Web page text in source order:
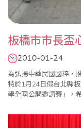
板橋市市長盃
2010-01-24
為弘揚中華民國國粹，
特於1月24日假台北縣
學全國公開邀請賽」，
水準和專業的珠心算比